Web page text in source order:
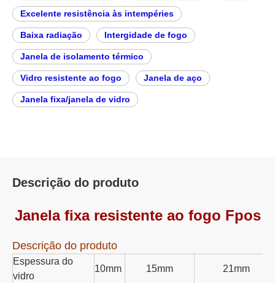
Excelente resistência às intempéries
Baixa radiação Intergidade de fogo
Janela de isolamento térmico
Vidro resistente ao fogo Janela de aço
Janela fixa/janela de vidro
Descrição do produto
Janela fixa resistente ao fogo Fpos
Descrição do produto
Espessura do
vidro
10mm 15mm 21mm